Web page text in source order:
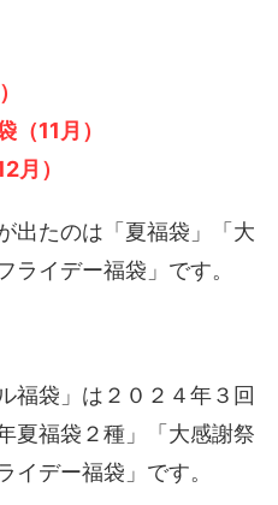
（11月）
月）
出たのは「夏福袋」「大
ライデー福袋」です。
福袋」は２０２４年３回
夏福袋２種」「大感謝祭
イデー福袋」です。